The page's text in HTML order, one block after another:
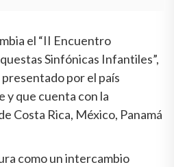
el “II Encuentro
Sinfónicas Infantiles”,
por el país
y que cuenta con la
Costa Rica, México, Panamá
como un intercambio